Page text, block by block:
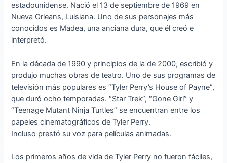
estadounidense. Nació el 13 de septiembre de 1969 en
Nueva Orleans, Luisiana. Uno de sus personajes más
conocidos es Madea, una anciana dura, que él creó e
interpretó.
En la década de 1990 y principios de la de 2000, escribió y
produjo muchas obras de teatro. Uno de sus programas de
televisión más populares es “Tyler Perry’s House of Payne”,
que duró ocho temporadas. “Star Trek”, “Gone Girl” y
“Teenage Mutant Ninja Turtles” se encuentran entre los
papeles cinematográficos de Tyler Perry.
Incluso prestó su voz para películas animadas.
Los primeros años de vida de Tyler Perry no fueron fáciles,